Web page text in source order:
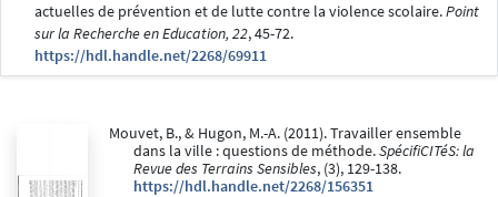
actuelles de prévention et de lutte contre la violence scolaire.Point
sur la Recherche en Education, 22, 45-72.
https://hdl.handle.net/2268/69911
Mouvet, B., & Hugon, M.-A. (2011). Travailler ensemble
dans la ville : questions de méthode.SpécifiCITéS: la
Revue des Terrains Sensibles, (3), 129-138.
https://hdl.handle.net/2268/156351